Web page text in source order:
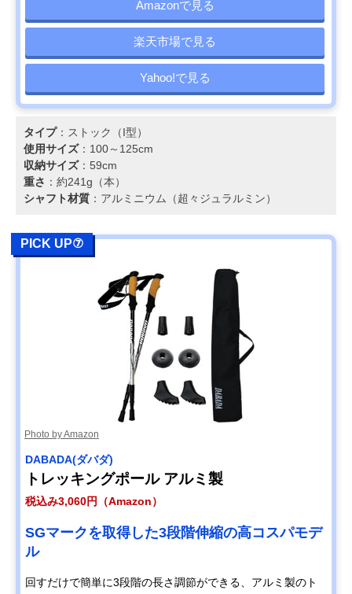
Amazonで見る
楽天市場で見る
Yahoo!で見る
タイプ：ストック（I型）
使用サイズ：100～125cm
収納サイズ：59cm
重さ ：約241g（本）
シャフト材質 ：アルミニウム（超々ジュラルミン）
PICK UP⑦
Photo by Amazon
DABADA(ダバダ)
トレッキングポール アルミ製
税込み3,060円（Amazon）
SGマークを取得した3段階伸縮の高コスパモデ
ル
回すだけで簡単に3段階の長さ調節ができる、アルミ製のト